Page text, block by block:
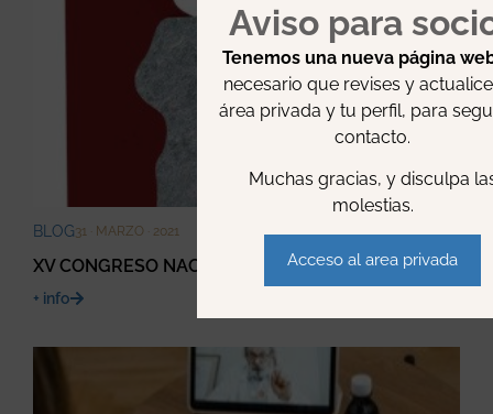
BLOG 31 · MARZO · 2021
XV CONGRESO NACIONAL DE BIOETICA
+ info
Aviso para
Tenemos una nueva página
necesario que revises y
área privada y tu perfil, para
contacto.
Muchas gracias, y disculpa
molestias.
Acceso al area privada